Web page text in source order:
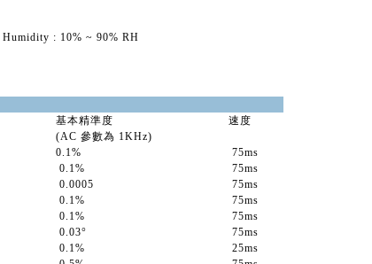
: 10% ~ 90% RH
基本精準度
(AC 參數為 1KHz)
速度
0.1%
75ms
0.1%
75ms
0.0005
75ms
0.1%
75ms
0.1%
75ms
0.03°
75ms
0.1%
25ms